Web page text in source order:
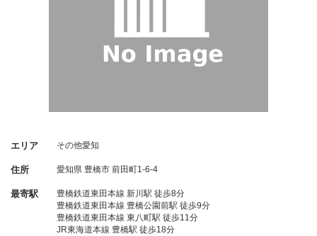
エリア その他愛知
住所 愛知県 豊橋市 前田町1-6-4
最寄駅
豊橋鉄道東田本線 新川駅 徒歩8分
豊橋鉄道東田本線 豊橋公園前駅 徒歩9分
豊橋鉄道東田本線 東八町駅 徒歩11分
JR東海道本線 豊橋駅 徒歩18分